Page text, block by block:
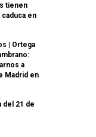
tienen
en
| Ortega
a
Madrid en
del 21 de